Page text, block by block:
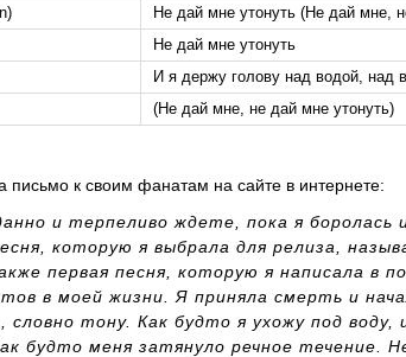
Не дай мне утонуть (Не дай мне,
Не дай мне утонуть
И я держу голову над водой, над
(Не дай мне, не дай мне утонуть)
письмо к своим фанатам на сайте в интернете:
и терпеливо ждете, пока я боролась
которую я выбрала для релиза,
первая песня, которую я написала в
в моей жизни. Я приняла смерть и
тону. Как будто я ухожу под воду,
будто меня затянуло речное течение.